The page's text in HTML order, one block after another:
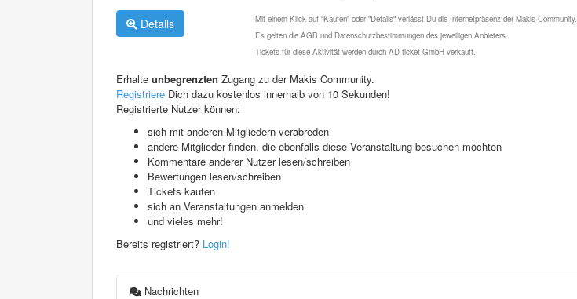
Details
Mit einem Klick auf "Kaufen" oder "Details" verlässt Du die Internetpräsenz der Makis Community.
Es gelten die AGB und Datenschutzbestimmungen des jeweiligen Anbieters.
Tickets für diese Aktivität werden durch AD ticket GmbH verkauft.
Erhalte unbegrenzten Zugang zu der Makis Community.
Registriere Dich dazu kostenlos innerhalb von 10 Sekunden!
Registrierte Nutzer können:
sich mit anderen Mitgliedern verabreden
andere Mitglieder finden, die ebenfalls diese Veranstaltung besuchen möchten
Kommentare anderer Nutzer lesen/schreiben
Bewertungen lesen/schreiben
Tickets kaufen
sich an Veranstaltungen anmelden
und vieles mehr!
Bereits registriert? Login!
Nachrichten